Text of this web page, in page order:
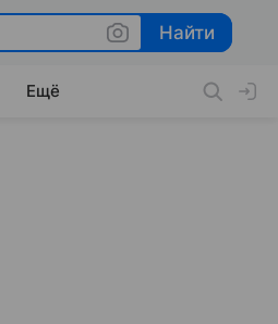
Найти
Найти
Ещё